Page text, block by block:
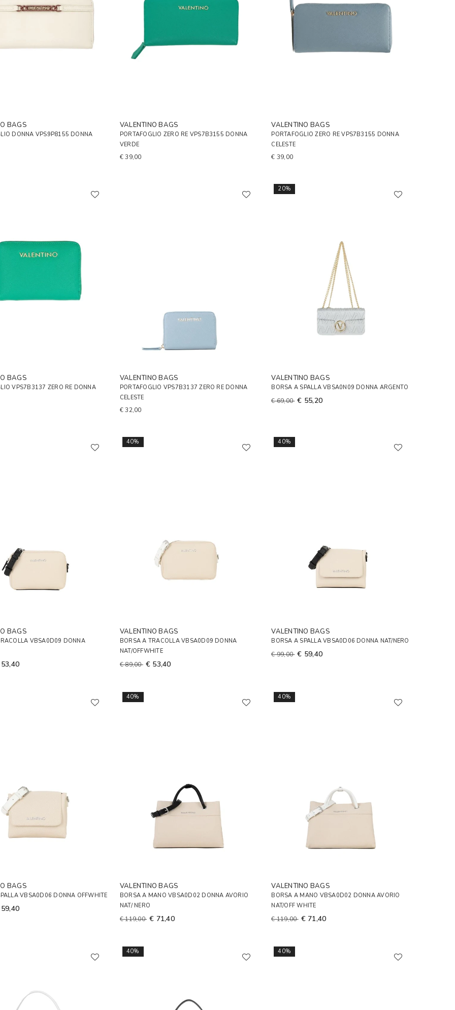
BAGS
DONNA VPS9P8155 DONNA
VALENTINO BAGS
PORTAFOGLIO ZERO RE VPS7B3155 DONNA
VERDE
€ 39,00
VALENTINO BAGS
PORTAFOGLIO ZERO RE VPS7B3155 DONNA
CELESTE
€ 39,00
BAGS
VPS7B3137 ZERO RE DONNA
VALENTINO BAGS
PORTAFOGLIO VPS7B3137 ZERO RE DONNA
CELESTE
€ 32,00
20%
VALENTINO BAGS
BORSA A SPALLA VBSA0N09 DONNA ARGENTO
€ 69,00 € 55,20
BAGS
VBSA0D09 DONNA
40%
VALENTINO BAGS
BORSA A TRACOLLA VBSA0D09 DONNA
NAT/OFFWHITE
€ 89,00 € 53,40
40%
VALENTINO BAGS
BORSA A SPALLA VBSA0D06 DONNA NAT/NERO
€ 99,00 € 59,40
BAGS
VBSA0D06 DONNA OFFWHITE
40%
VALENTINO BAGS
BORSA A MANO VBSA0D02 DONNA AVORIO
NAT/ NERO
€ 119,00 € 71,40
40%
VALENTINO BAGS
BORSA A MANO VBSA0D02 DONNA AVORIO
NAT/OFF WHITE
€ 119,00 € 71,40
40% 40%